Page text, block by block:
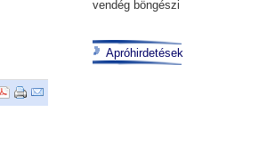
vendég böngészi
Apróhirdetések